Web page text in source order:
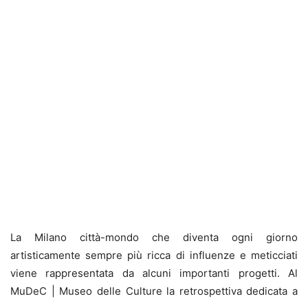
La Milano città-mondo che diventa ogni giorno
artisticamente sempre più ricca di influenze e meticciati
viene rappresentata da alcuni importanti progetti. Al
MuDeC | Museo delle Culture la retrospettiva dedicata a